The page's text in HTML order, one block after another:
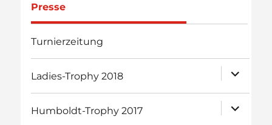
Presse
Turnierzeitung
Ladies-Trophy 2018
öffnen
Humboldt-Trophy 2017
öffnen